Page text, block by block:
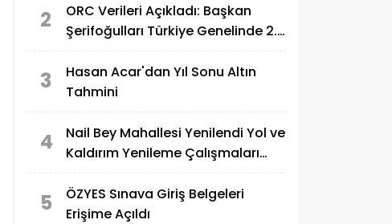
2
ORC Verileri Açıkladı: Başkan
Şerifoğulları Türkiye Genelinde 2.
3
Hasan Acar'dan Yıl Sonu Altın
Tahmini
4
Nail Bey Mahallesi Yenilendi Yol ve
Kaldırım Yenileme Çalışmaları
5
ÖZYES Sınava Giriş Belgeleri
Erişime Açıldı